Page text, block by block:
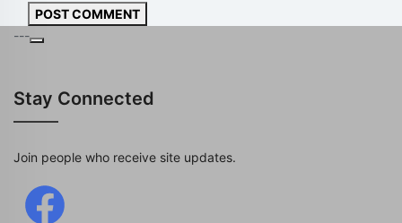
POST COMMENT
---
Stay Connected
Join people who receive site updates.